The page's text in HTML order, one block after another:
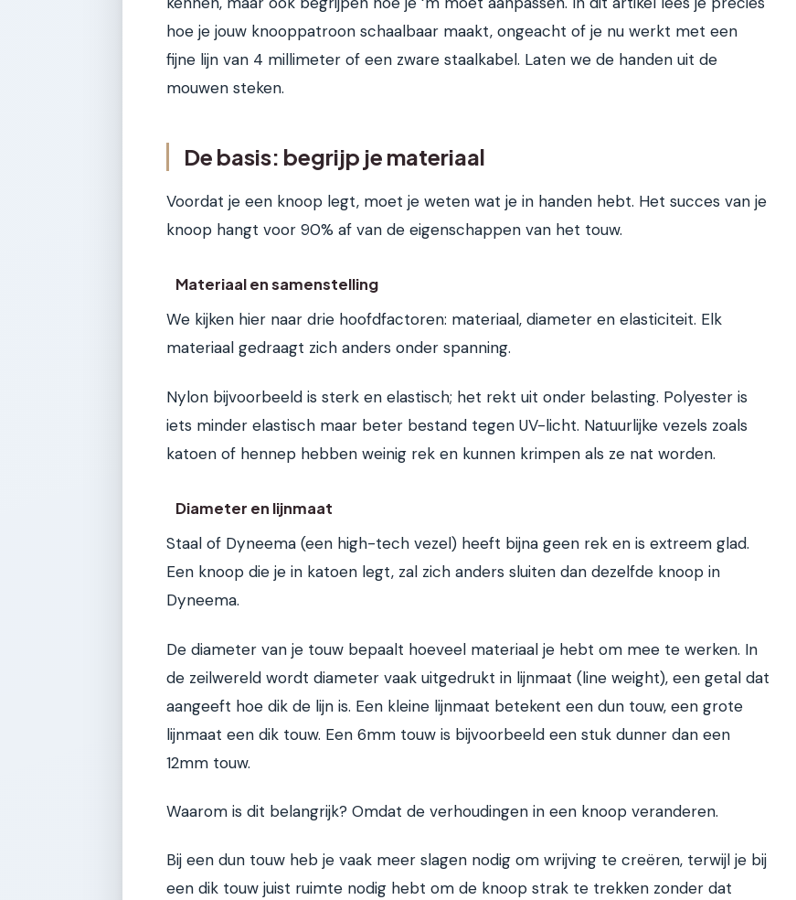
hoe je jouw knooppatroon schaalbaar maakt, ongeacht of je nu werkt met een
fijne lijn van 4 millimeter of een zware staalkabel. Laten we de handen uit de
mouwen steken.
De basis: begrijp je materiaal
Voordat je een knoop legt, moet je weten wat je in handen hebt. Het succes van je
knoop hangt voor 90% af van de eigenschappen van het touw.
Materiaal en samenstelling
We kijken hier naar drie hoofdfactoren: materiaal, diameter en elasticiteit. Elk
materiaal gedraagt zich anders onder spanning.
Nylon bijvoorbeeld is sterk en elastisch; het rekt uit onder belasting. Polyester is
iets minder elastisch maar beter bestand tegen UV-licht. Natuurlijke vezels zoals
katoen of hennep hebben weinig rek en kunnen krimpen als ze nat worden.
Diameter en lijnmaat
Staal of Dyneema (een high-tech vezel) heeft bijna geen rek en is extreem glad.
Een knoop die je in katoen legt, zal zich anders sluiten dan dezelfde knoop in
Dyneema.
De diameter van je touw bepaalt hoeveel materiaal je hebt om mee te werken. In
de zeilwereld wordt diameter vaak uitgedrukt in lijnmaat (line weight), een getal dat
aangeeft hoe dik de lijn is. Een kleine lijnmaat betekent een dun touw, een grote
lijnmaat een dik touw. Een 6mm touw is bijvoorbeeld een stuk dunner dan een
12mm touw.
Waarom is dit belangrijk? Omdat de verhoudingen in een knoop veranderen.
Bij een dun touw heb je vaak meer slagen nodig om wrijving te creëren, terwijl je bij
een dik touw juist ruimte nodig hebt om de knoop strak te trekken zonder dat